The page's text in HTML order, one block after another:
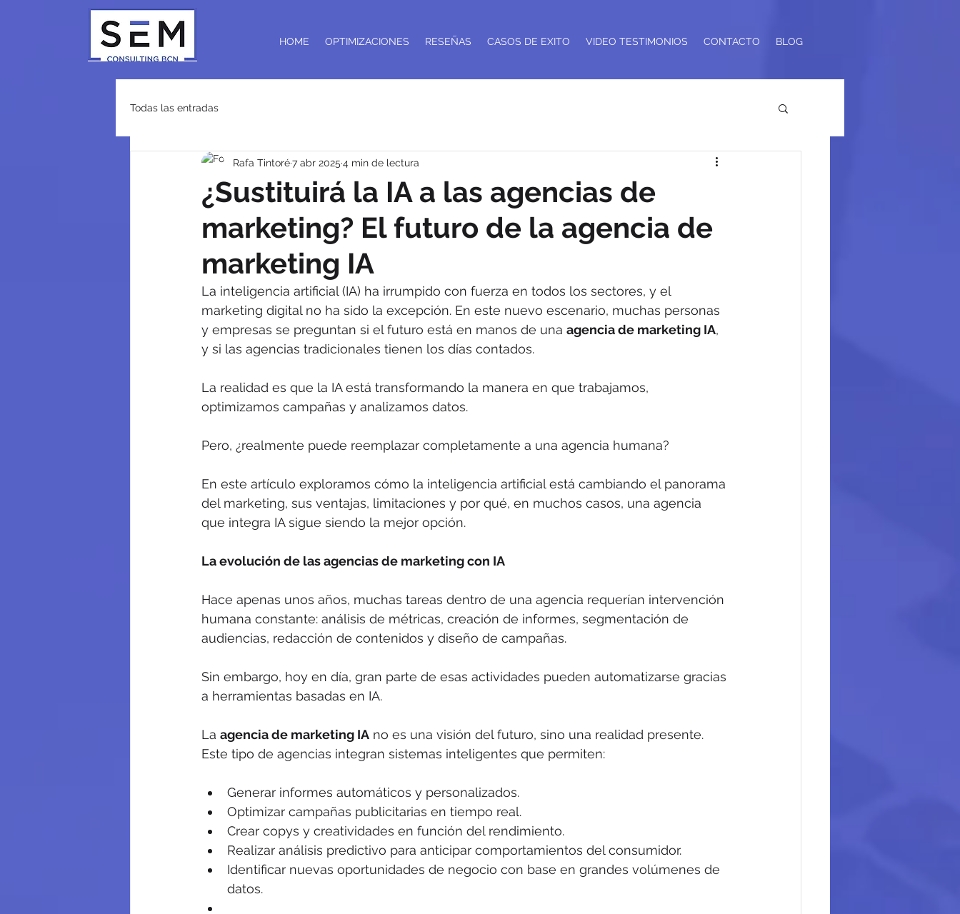
HOME OPTIMIZACIONES RESEÑAS CASOS DE EXITO VIDEO TESTIMONIOS CONTACTO BLOG
Todas las entradas
¿Sustituirá la IA a las agencias de
marketing? El futuro de la agencia de
marketing IA
Rafa Tintoré7 abr 2025 4 min de lectura
La inteligencia artificial (IA) ha irrumpido con fuerza en todos los sectores, y el
marketing digital no ha sido la excepción. En este nuevo escenario, muchas personas
y empresas se preguntan si el futuro está en manos de una agencia de marketing IA,
y si las agencias tradicionales tienen los días contados.
La realidad es que la IA está transformando la manera en que trabajamos,
optimizamos campañas y analizamos datos.
Pero, ¿realmente puede reemplazar completamente a una agencia humana?
En este artículo exploramos cómo la inteligencia artificial está cambiando el panorama
del marketing, sus ventajas, limitaciones y por qué, en muchos casos, una agencia
que integra IA sigue siendo la mejor opción.
La evolución de las agencias de marketing con IA
Hace apenas unos años, muchas tareas dentro de una agencia requerían intervención
humana constante: análisis de métricas, creación de informes, segmentación de
audiencias, redacción de contenidos y diseño de campañas.
Sin embargo, hoy en día, gran parte de esas actividades pueden automatizarse gracias
a herramientas basadas en IA.
La agencia de marketing IA no es una visión del futuro, sino una realidad presente.
Este tipo de agencias integran sistemas inteligentes que permiten:
Generar informes automáticos y personalizados.
Optimizar campañas publicitarias en tiempo real.
Crear copys y creatividades en función del rendimiento.
Realizar análisis predictivo para anticipar comportamientos del consumidor.
Identificar nuevas oportunidades de negocio con base en grandes volúmenes de
datos.